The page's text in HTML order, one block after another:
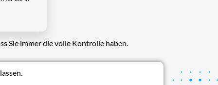
Sie immer die volle Kontrolle haben.